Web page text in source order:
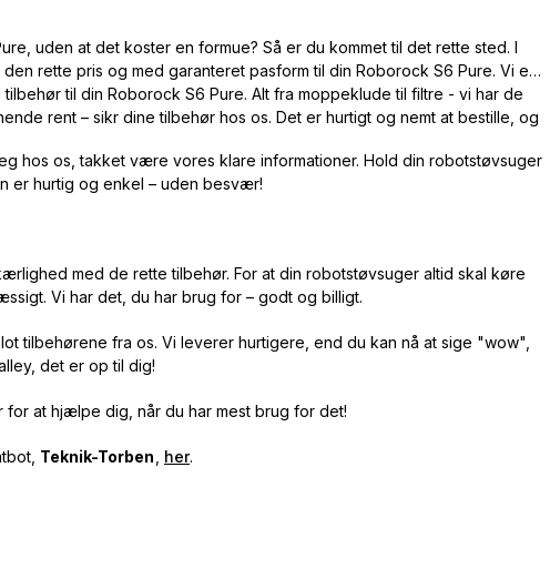
uden at det koster en formue? Så er du kommet til det rette sted. I
rette pris og med garanteret pasform til din Roborock S6 Pure. Vi er
til din Roborock S6 Pure. Alt fra moppeklude til filtre - vi har de
rent – sikr dine tilbehør hos os. Det er hurtigt og nemt at bestille, og
hos os, takket være vores klare informationer. Hold din robotstøvsuger
er hurtig og enkel – uden besvær!
med de rette tilbehør. For at din robotstøvsuger altid skal køre
Vi har det, du har brug for – godt og billigt.
tilbehørene fra os. Vi leverer hurtigere, end du kan nå at sige "wow",
det er op til dig!
for at hjælpe dig, når du har mest brug for det!
Teknik-Torben her.